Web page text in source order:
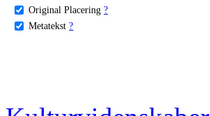
Original Placering ?
Metatekst ?